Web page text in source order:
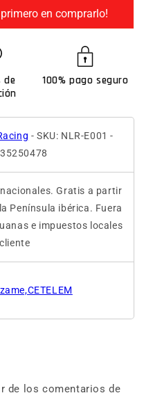
en comprarlo!
de
100% pago seguro
- SKU: NLR-E001 -
Gratis a partir
Península ibérica. Fuera
e impuestos locales
de los comentarios de